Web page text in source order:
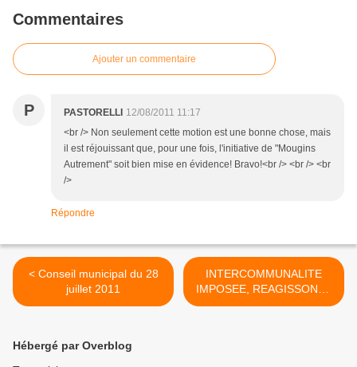
Commentaires
Ajouter un commentaire
P PASTORELLI 12/08/2011 11:17
<br /> Non seulement cette motion est une bonne chose, mais
il est réjouissant que, pour une fois, l'initiative de "Mougins
Autrement" soit bien mise en évidence! Bravo!<br /> <br /> <br
/>
Répondre
< Conseil municipal du 28
juillet 2011
INTERCOMMUNALITE
IMPOSEE, REAGISSONS !
>
Hébergé par Overblog